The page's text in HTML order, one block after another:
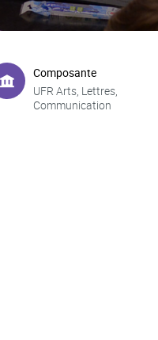
Composante
UFR Arts, Lettres,
Communication